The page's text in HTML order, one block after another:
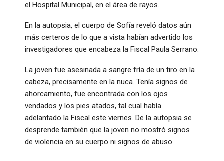
el Hospital Municipal, en el área de rayos.
En la autopsia, el cuerpo de Sofía reveló datos aún
más certeros de lo que a vista habían advertido los
investigadores que encabeza la Fiscal Paula Serrano.
La joven fue asesinada a sangre fría de un tiro en la
cabeza, precisamente en la nuca. Tenía signos de
ahorcamiento, fue encontrada con los ojos
vendados y los pies atados, tal cual había
adelantado la Fiscal este viernes. De la autopsia se
desprende también que la joven no mostró signos
de violencia en su cuerpo ni signos de abuso.